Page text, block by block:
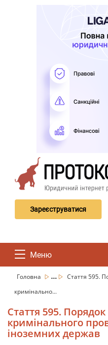
Зареєструватися
Меню
Головна ...
Стаття 595.
кримінально...
Стаття 595.
кримінального
іноземних держав